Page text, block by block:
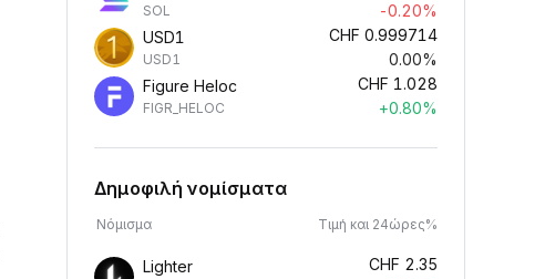
SOL
-0.20%
USD1
USD1
CHF 0.999714
0.00%
Figure Heloc
FIGR_HELOC
CHF 1.028
+0.80%
Δημοφιλή νομίσματα
Νόμισμα Τιμή και 24ώρες%
Lighter CHF 2.35